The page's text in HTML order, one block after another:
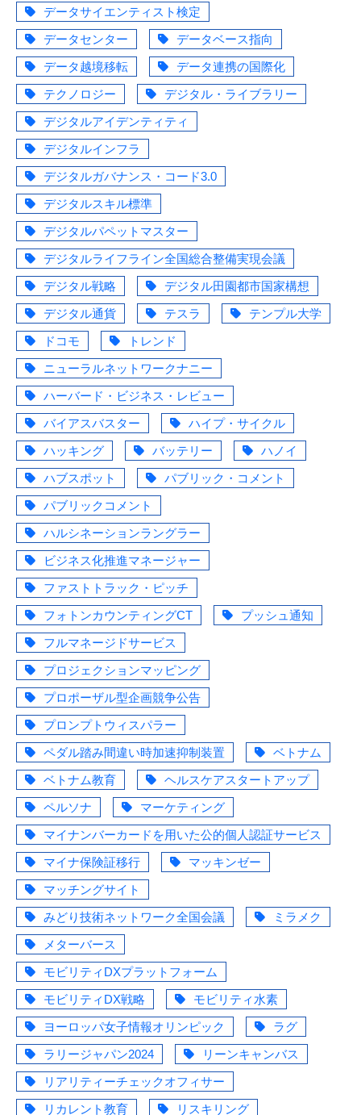
データサイエンティスト検定
データセンター
データベース指向
データ越境移転
データ連携の国際化
テクノロジー
デジタル・ライブラリー
デジタルアイデンティティ
デジタルインフラ
デジタルガバナンス・コード3.0
デジタルスキル標準
デジタルパペットマスター
デジタルライフライン全国総合整備実現会議
デジタル戦略
デジタル田園都市国家構想
デジタル通貨
テスラ
テンプル大学
ドコモ
トレンド
ニューラルネットワークナニー
ハーバード・ビジネス・レビュー
バイアスバスター
ハイプ・サイクル
ハッキング
バッテリー
ハノイ
ハブスポット
パブリック・コメント
パブリックコメント
ハルシネーションラングラー
ビジネス化推進マネージャー
ファストトラック・ピッチ
フォトンカウンティングCT
プッシュ通知
フルマネージドサービス
プロジェクションマッピング
プロポーザル型企画競争公告
プロンプトウィスパラー
ペダル踏み間違い時加速抑制装置
ベトナム
ベトナム教育
ヘルスケアスタートアップ
ペルソナ
マーケティング
マイナンバーカードを用いた公的個人認証サービス
マイナ保険証移行
マッキンゼー
マッチングサイト
みどり技術ネットワーク全国会議
ミラメク
メターバース
モビリティDXプラットフォーム
モビリティDX戦略
モビリティ水素
ヨーロッパ女子情報オリンピック
ラグ
ラリージャパン2024
リーンキャンバス
リアリティーチェックオフィサー
リカレント教育
リスキリング